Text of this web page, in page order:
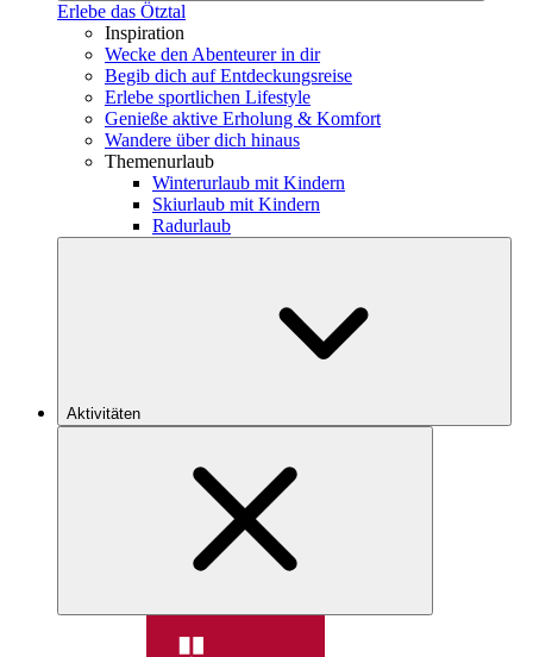
Erlebe das Ötztal
Inspiration
Wecke den Abenteurer in dir
Begib dich auf Entdeckungsreise
Erlebe sportlichen Lifestyle
Genieße aktive Erholung & Komfort
Wandere über dich hinaus
Themenurlaub
Winterurlaub mit Kindern
Skiurlaub mit Kindern
Radurlaub
Aktivitäten